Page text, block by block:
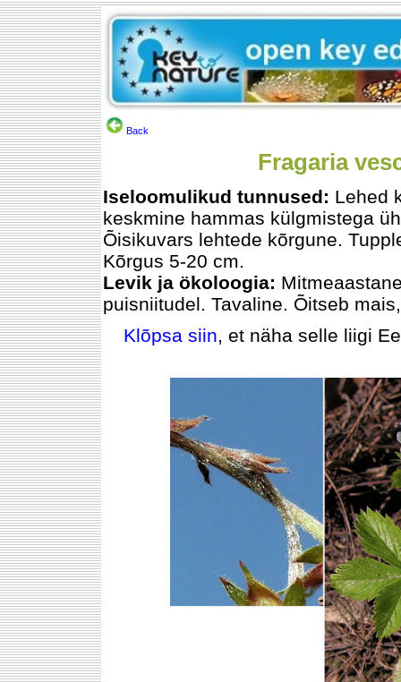
Back
Fragaria
Iseloomulikud tunnused: Lehed
keskmine hammas külgmistega
Õisikuvars lehtede kõrgune.
Kõrgus 5-20 cm.
Levik ja ökoloogia:
puisniitudel. Tavaline. Õitseb
Klõpsa siin, et näha selle liigi